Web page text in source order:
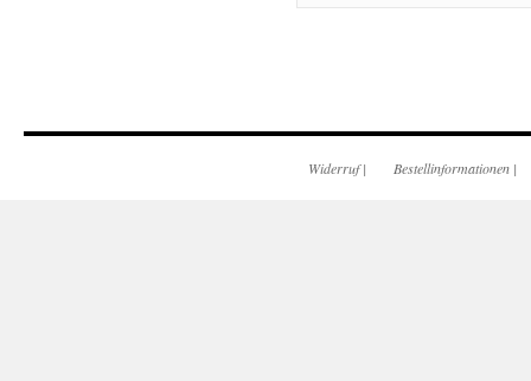
Widerruf| Bestellinformationen |